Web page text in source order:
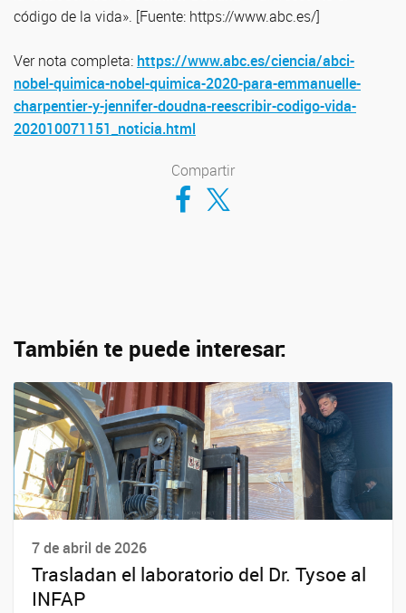
código de la vida». [Fuente: https://www.abc.es/]
Ver nota completa: https://www.abc.es/ciencia/abci-
nobel-quimica-nobel-quimica-2020-para-emmanuelle-
charpentier-y-jennifer-doudna-reescribir-codigo-vida-
202010071151_noticia.html
Compartir
Compartir en Facebook
Compartir en Twitter
También te puede interesar:
7 de abril de 2026
Trasladan el laboratorio del Dr. Tysoe al
INFAP